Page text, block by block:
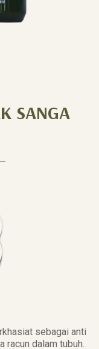
SANGA
sebagai anti
racun dalam tubuh.